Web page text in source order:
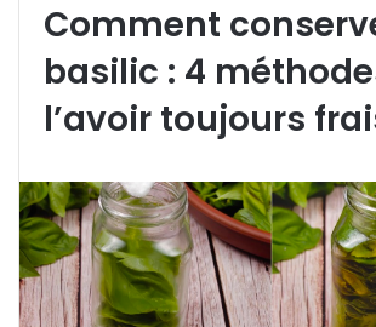
Comment
basilic : 4
l’avoir toujours